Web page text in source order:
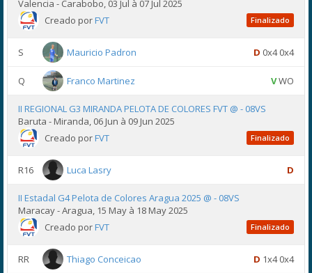
Valencia - Carabobo, 03 Jul à 07 Jul 2025
Creado porFVT Finalizado
S Mauricio Padron D 0x4 0x4
Q Franco Martinez VWO
II REGIONAL G3 MIRANDA PELOTA DE COLORES FVT @ - 08VS
Baruta - Miranda, 06 Jun à 09 Jun 2025
Creado porFVT Finalizado
R16 Luca Lasry D
II Estadal G4 Pelota de Colores Aragua 2025 @ - 08VS
Maracay - Aragua, 15 May à 18 May 2025
Creado porFVT Finalizado
RR Thiago Conceicao D 1x4 0x4